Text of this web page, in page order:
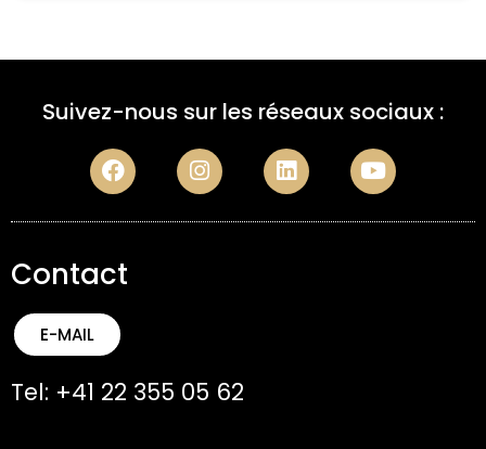
Suivez-nous sur les réseaux sociaux :
Contact
E-MAIL
Tel: +41 22 355 05 62